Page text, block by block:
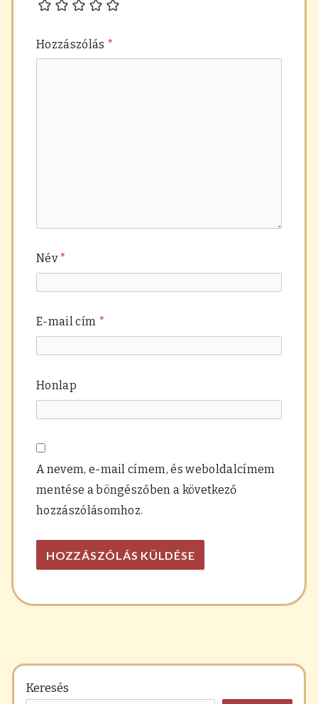
Hozzászólás *
Név*
E-mail cím *
Honlap
A nevem, e-mail címem, és weboldalcímem
mentése a böngészőben a következő
hozzászólásomhoz.
Keresés